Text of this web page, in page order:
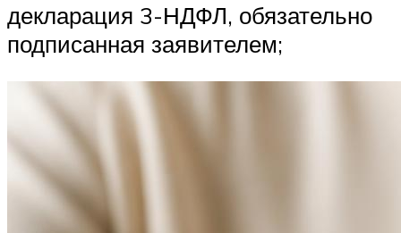
декларация 3-НДФЛ, обязательно
подписанная заявителем;